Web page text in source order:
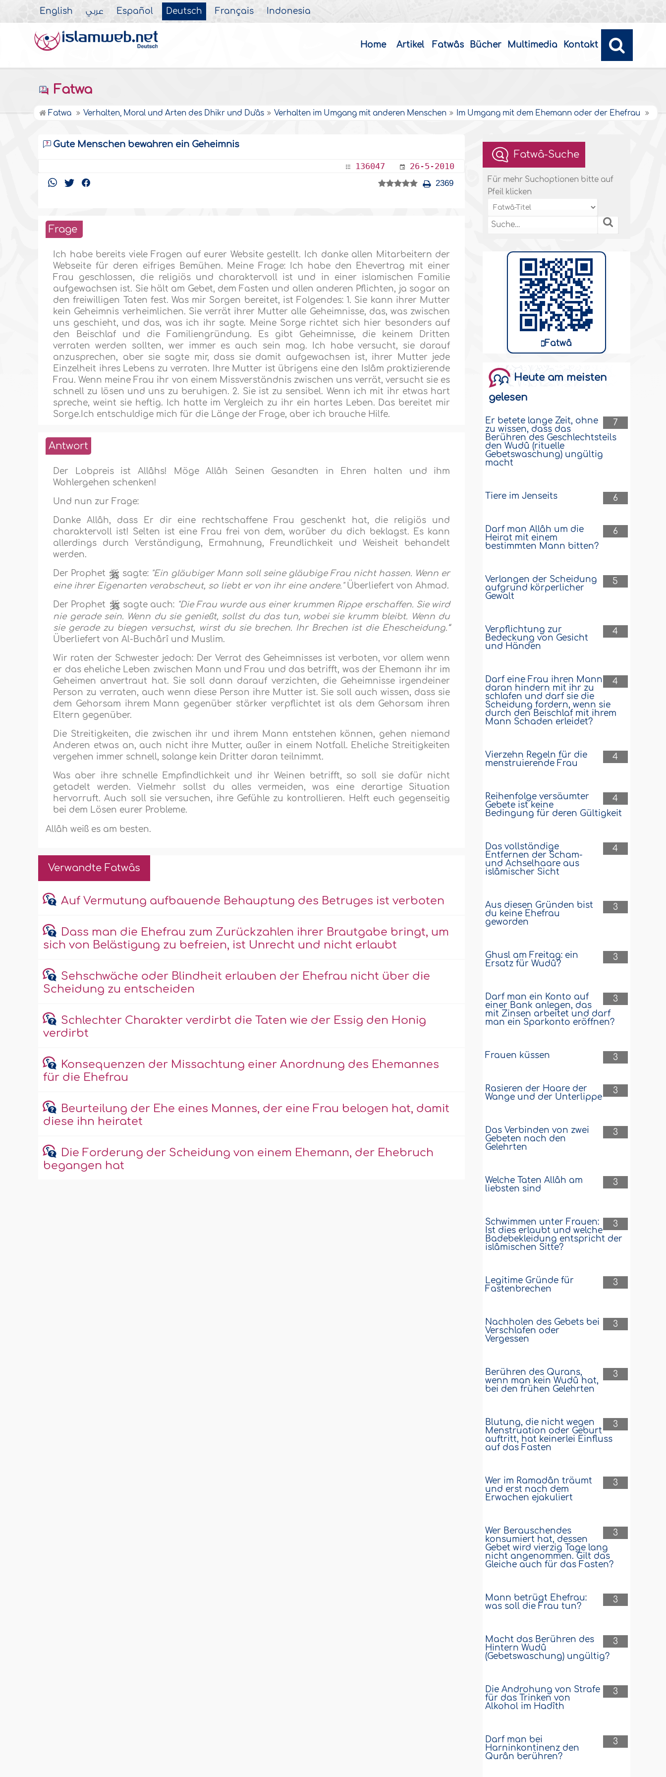
English عربي Español Deutsch Français Indonesia
Home Artikel Fatwâs Bücher Multimedia Kontakt
Fatwa
Fatwa Verhalten, Moral und Arten des Dhikr und Du'âs Verhalten im Umgang mit anderen Menschen Im Umgang mit dem Ehemann oder der Ehefrau
Gute Menschen bewahren ein Geheimnis
136047 26-5-2010
2369
Frage
Ich habe bereits viele Fragen auf eurer Website gestellt. Ich danke allen Mitarbeitern der
Webseite für deren eifriges Bemühen. Meine Frage: Ich habe den Ehevertrag mit einer
Frau geschlossen, die religiös und charaktervoll ist und in einer islamischen Familie
aufgewachsen ist. Sie hält am Gebet, dem Fasten und allen anderen Pflichten, ja sogar an
den freiwilligen Taten fest. Was mir Sorgen bereitet, ist Folgendes: 1. Sie kann ihrer Mutter
kein Geheimnis verheimlichen. Sie verrät ihrer Mutter alle Geheimnisse, das, was zwischen
uns geschieht, und das, was ich ihr sagte. Meine Sorge richtet sich hier besonders auf
den Beischlaf und die Familiengründung. Es gibt Geheimnisse, die keinem Dritten
verraten werden sollten, wer immer es auch sein mag. Ich habe versucht, sie darauf
anzusprechen, aber sie sagte mir, dass sie damit aufgewachsen ist, ihrer Mutter jede
Einzelheit ihres Lebens zu verraten. Ihre Mutter ist übrigens eine den Islâm praktizierende
Frau. Wenn meine Frau ihr von einem Missverständnis zwischen uns verrät, versucht sie es
schnell zu lösen und uns zu beruhigen. 2. Sie ist zu sensibel. Wenn ich mit ihr etwas hart
spreche, weint sie heftig. Ich hatte im Vergleich zu ihr ein hartes Leben. Das bereitet mir
Sorge.Ich entschuldige mich für die Länge der Frage, aber ich brauche Hilfe.
Antwort
Der Lobpreis ist Allâhs! Möge Allâh Seinen Gesandten in Ehren halten und ihm
Wohlergehen schenken!
Und nun zur Frage:
Danke Allâh, dass Er dir eine rechtschaffene Frau geschenkt hat, die religiös und
charaktervoll ist! Selten ist eine Frau frei von dem, worüber du dich beklagst. Es kann
allerdings durch Verständigung, Ermahnung, Freundlichkeit und Weisheit behandelt
werden.
Der Prophet
sagte: "Ein gläubiger Mann soll seine gläubige Frau nicht hassen. Wenn er
eine ihrer Eigenarten verabscheut, so liebt er von ihr eine andere."Überliefert von Ahmad.
Der Prophet
sagte auch: "Die Frau wurde aus einer krummen Rippe erschaffen. Sie wird
nie gerade sein. Wenn du sie genießt, sollst du das tun, wobei sie krumm bleibt. Wenn du
sie gerade zu biegen versuchst, wirst du sie brechen. Ihr Brechen ist die Ehescheidung.“
Überliefert von Al-Buchârî und Muslim.
Wir raten der Schwester jedoch: Der Verrat des Geheimnisses ist verboten, vor allem wenn
er das eheliche Leben zwischen Mann und Frau und das betrifft, was der Ehemann ihr im
Geheimen anvertraut hat. Sie soll dann darauf verzichten, die Geheimnisse irgendeiner
Person zu verraten, auch wenn diese Person ihre Mutter ist. Sie soll auch wissen, dass sie
dem Gehorsam ihrem Mann gegenüber stärker verpflichtet ist als dem Gehorsam ihren
Eltern gegenüber.
Die Streitigkeiten, die zwischen ihr und ihrem Mann entstehen können, gehen niemand
Anderen etwas an, auch nicht ihre Mutter, außer in einem Notfall. Eheliche Streitigkeiten
vergehen immer schnell, solange kein Dritter daran teilnimmt.
Was aber ihre schnelle Empfindlichkeit und ihr Weinen betrifft, so soll sie dafür nicht
getadelt werden. Vielmehr sollst du alles vermeiden, was eine derartige Situation
hervorruft. Auch soll sie versuchen, ihre Gefühle zu kontrollieren. Helft euch gegenseitig
bei dem Lösen eurer Probleme.
Allâh weiß es am besten.
Verwandte Fatwâs
Auf Vermutung aufbauende Behauptung des Betruges ist verboten
Dass man die Ehefrau zum Zurückzahlen ihrer Brautgabe bringt, um
sich von Belästigung zu befreien, ist Unrecht und nicht erlaubt
Sehschwäche oder Blindheit erlauben der Ehefrau nicht über die
Scheidung zu entscheiden
Schlechter Charakter verdirbt die Taten wie der Essig den Honig
verdirbt
Konsequenzen der Missachtung einer Anordnung des Ehemannes
für die Ehefrau
Beurteilung der Ehe eines Mannes, der eine Frau belogen hat, damit
diese ihn heiratet
Die Forderung der Scheidung von einem Ehemann, der Ehebruch
begangen hat
Fatwâ-Suche
Für mehr Suchoptionen bitte auf
Pfeil klicken
Fatwâ
Heute am meisten
gelesen
7
Er betete lange Zeit, ohne
zu wissen, dass das
Berühren des Geschlechtsteils
den Wudû (rituelle
Gebetswaschung) ungültig
macht
6
Tiere im Jenseits
6
Darf man Allâh um die
Heirat mit einem
bestimmten Mann bitten?
5
Verlangen der Scheidung
aufgrund körperlicher
Gewalt
4
Verpflichtung zur
Bedeckung von Gesicht
und Händen
4
Darf eine Frau ihren Mann
daran hindern mit ihr zu
schlafen und darf sie die
Scheidung fordern, wenn sie
durch den Beischlaf mit ihrem
Mann Schaden erleidet?
4
Vierzehn Regeln für die
menstruierende Frau
4
Reihenfolge versäumter
Gebete ist keine
Bedingung für deren Gültigkeit
4
Das vollständige
Entfernen der Scham-
und Achselhaare aus
islâmischer Sicht
3
Aus diesen Gründen bist
du keine Ehefrau
geworden
3
Ghusl am Freitag: ein
Ersatz für Wudû?
3
Darf man ein Konto auf
einer Bank anlegen, das
mit Zinsen arbeitet und darf
man ein Sparkonto eröffnen?
3
Frauen küssen
3
Rasieren der Haare der
Wange und der Unterlippe
3
Das Verbinden von zwei
Gebeten nach den
Gelehrten
3
Welche Taten Allâh am
liebsten sind
3
Schwimmen unter Frauen:
Ist dies erlaubt und welche
Badebekleidung entspricht der
islâmischen Sitte?
3
Legitime Gründe für
Fastenbrechen
3
Nachholen des Gebets bei
Verschlafen oder
Vergessen
3
Berühren des Qurans,
wenn man kein Wudû hat,
bei den frühen Gelehrten
3
Blutung, die nicht wegen
Menstruation oder Geburt
auftritt, hat keinerlei Einfluss
auf das Fasten
3
Wer im Ramadân träumt
und erst nach dem
Erwachen ejakuliert
3
Wer Berauschendes
konsumiert hat, dessen
Gebet wird vierzig Tage lang
nicht angenommen. Gilt das
Gleiche auch für das Fasten?
3
Mann betrügt Ehefrau:
was soll die Frau tun?
3
Macht das Berühren des
Hintern Wudû
(Gebetswaschung) ungültig?
3
Die Androhung von Strafe
für das Trinken von
Alkohol im Hadîth
3
Darf man bei
Harninkontinenz den
Qurân berühren?